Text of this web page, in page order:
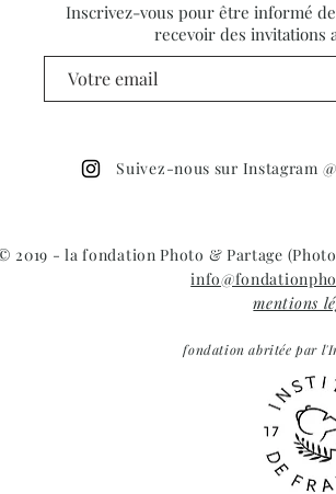
Inscrivez-vous pour être informé
recevoir des invitations
Suivez-nous sur Instagram @
2019 - la fondation Photo & Partage
mentions
fondation abritée par